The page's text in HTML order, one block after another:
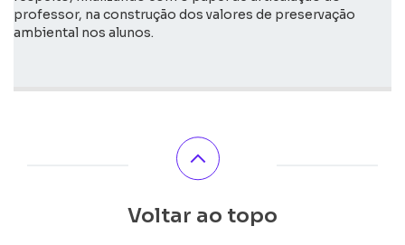
professor, na construção dos valores de preservação
ambiental nos alunos.
Voltar ao topo